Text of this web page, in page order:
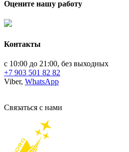
Оцените нашу работу
Контакты
с 10:00 до 21:00, без выходных
+7 903 501 82 82
Viber, WhatsApp
Связаться с нами